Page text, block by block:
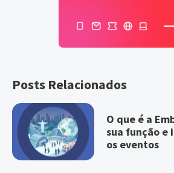
Posts Relacionados
O que é a
sua função e
os eventos